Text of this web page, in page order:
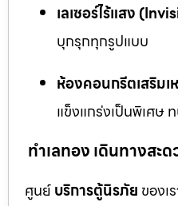
เลเซอร์ไร้แสง
บุกรุกทุกรูปแบบ
ห้องคอนกรีตเสริม
แข็งแกร่งเป็นพิเศษ
ทำเลทอง เดินทางส
ศูนย์บริการตู้นิรภัย ของเ